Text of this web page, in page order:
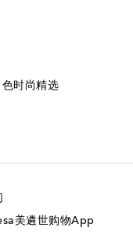
时尚精选
美遴世购物App